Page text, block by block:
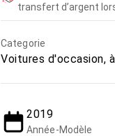
transfert d’argent
Categorie
Voitures d'occasion,
2019
Année-Modèle